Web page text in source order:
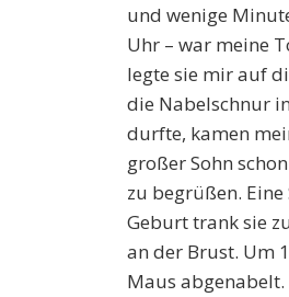
und wenige
Uhr – war meine
legte sie mir auf
die Nabelschnur
durfte, kamen
großer Sohn
zu begrüßen.
Geburt trank sie
an der Brust. Um
Maus